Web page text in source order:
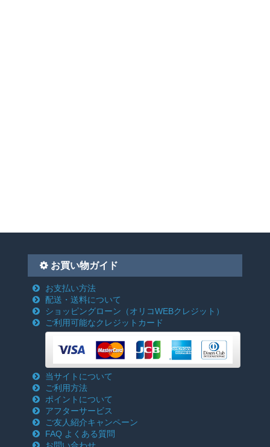
お買い物ガイド
お支払い方法
配送・送料について
ショッピングローン （オリコWEBクレジット）
ご利用可能なクレジットカード
当サイトについて
ご利用方法
ポイントについて
アフターサービス
ご友人紹介キャンペーン
FAQ よくある質問